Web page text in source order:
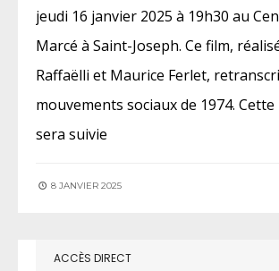
jeudi 16 janvier 2025 à 19h30 au
Marcé à Saint-Joseph. Ce film,
Raffaëlli et Maurice Ferlet,
mouvements sociaux de 1974.
sera suivie
8 JANVIER 2025
ACCÈS DIRECT